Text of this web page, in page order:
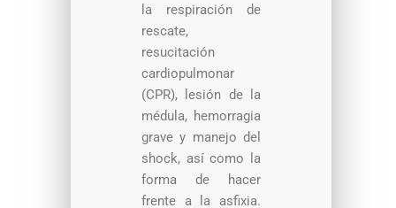
la respiración de
rescate,
resucitación
cardiopulmonar
(CPR), lesión de la
médula, hemorragia
grave y manejo del
shock, así como la
forma de hacer
frente a la asfixia.